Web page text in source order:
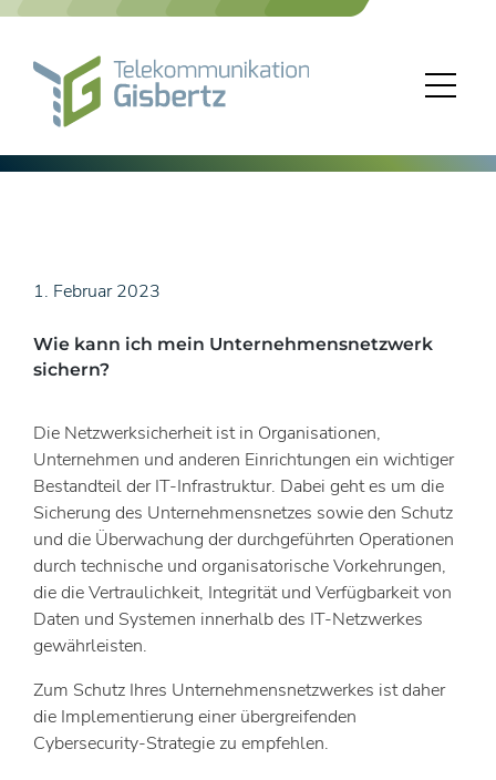
Skip
1. Februar 2023
Wie kann ich mein Unternehmensnetzwerk
sichern?
Die Netzwerksicherheit ist in Organisationen,
Unternehmen und anderen Einrichtungen ein wichtiger
Bestandteil der IT-Infrastruktur. Dabei geht es um die
Sicherung des Unternehmensnetzes sowie den Schutz
und die Überwachung der durchgeführten Operationen
durch technische und organisatorische Vorkehrungen,
die die Vertraulichkeit, Integrität und Verfügbarkeit von
Daten und Systemen innerhalb des IT-Netzwerkes
gewährleisten.
Zum Schutz Ihres Unternehmensnetzwerkes ist daher
die Implementierung einer übergreifenden
Cybersecurity-Strategie zu empfehlen.